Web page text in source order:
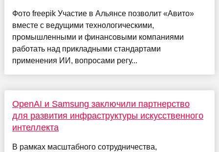
Фото freepik Участие в Альянсе позволит «Авито»
вместе с ведущими технологическими,
промышленными и финансовыми компаниями
работать над прикладными стандартами
применения ИИ, вопросами регу...
OpenAI и Samsung заключили партнерство
для развития инфраструктуры искусственного
интеллекта
В рамках масштабного сотрудничества,